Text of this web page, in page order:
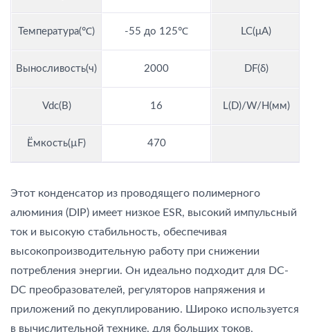
Температура(℃) -55 до 125℃ LC(μA)
Выносливость(ч) 2000 DF(δ)
Vdc(В) 16 L(D)/W/H(мм)
Ёмкость(µF) 470
Этот конденсатор из проводящего полимерного
алюминия (DIP) имеет низкое ESR, высокий импульсный
ток и высокую стабильность, обеспечивая
высокопроизводительную работу при снижении
потребления энергии. Он идеально подходит для DC-
DC преобразователей, регуляторов напряжения и
приложений по декуплированию. Широко используется
в вычислительной технике, для больших токов,